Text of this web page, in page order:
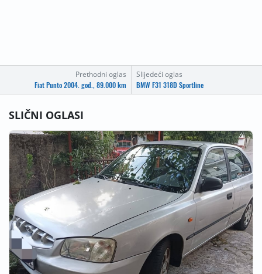
Prethodni oglas
Fiat Punto 2004. god., 89.000 km
Slijedeći oglas
BMW F31 318D Sportline
SLIČNI OGLASI